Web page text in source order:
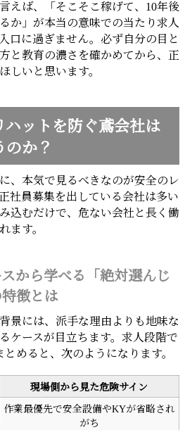
えば、「そこそこ稼げて、10年後
か」が本当の意味での当たり求人
口に過ぎません。必ず自分の目と
と教育の濃さを確かめてから、正
しいと思います。
ハットを防ぐ鳶会社は
のか？
、本気で見るべきなのが安全のレ
社員募集を出している会社は多い
込むだけで、危ない会社と長く働
ます。
から学べる「絶対選んじ
徴とは
景には、派手な理由よりも地味な
ケースが目立ちます。求人段階で
めると、次のようになります。
現場側から見た危険サイン
作業最優先で安全設備やKYが省略され
がち